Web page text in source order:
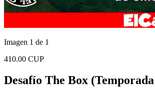
Imagen 1 de 1
410.00 CUP
Desafío The Box